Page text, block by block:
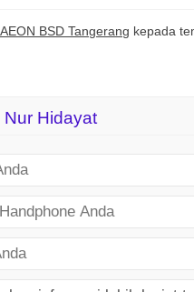
BSD Tangerang kepada
Hidayat